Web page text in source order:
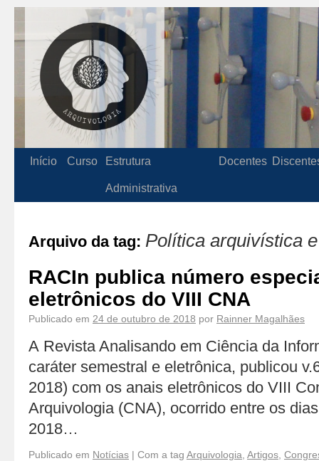
Início Curso Estrutura
Administrativa
Docentes
Arquivo da tag: Política arquivística
RACIn publica número
eletrônicos do VIII CNA
Publicado em 24 de outubro de 2018 por Rainner Magalhães
A Revista Analisando em Ciência da
caráter semestral e eletrônica, publicou
2018) com os anais eletrônicos do VIII
Arquivologia (CNA), ocorrido entre os
2018…
Publicado em Notícias | Com a tag Arquivologia Artigos